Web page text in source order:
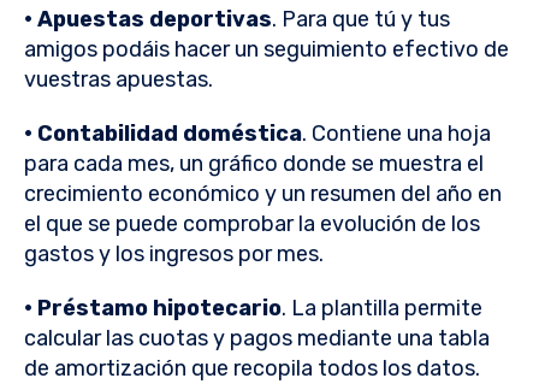
· Apuestas deportivas. Para que tú y tus
amigos podáis hacer un seguimiento efectivo de
vuestras apuestas.
· Contabilidad doméstica. Contiene una hoja
para cada mes, un gráfico donde se muestra el
crecimiento económico y un resumen del año en
el que se puede comprobar la evolución de los
gastos y los ingresos por mes.
· Préstamo hipotecario. La plantilla permite
calcular las cuotas y pagos mediante una tabla
de amortización que recopila todos los datos.